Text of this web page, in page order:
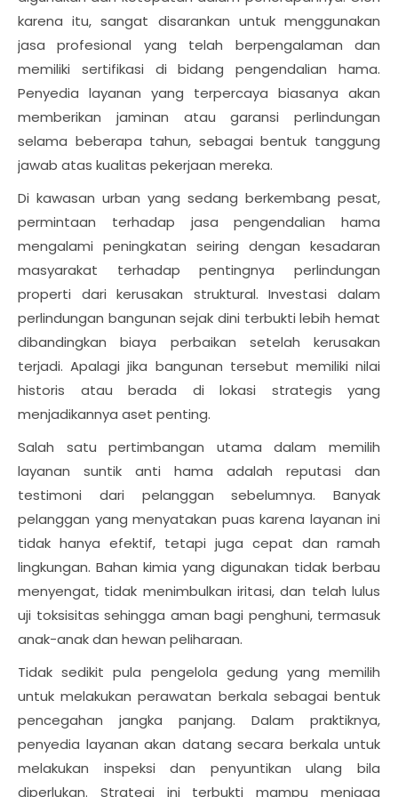
karena itu, sangat disarankan untuk menggunakan
jasa profesional yang telah berpengalaman dan
memiliki sertifikasi di bidang pengendalian hama.
Penyedia layanan yang terpercaya biasanya akan
memberikan jaminan atau garansi perlindungan
selama beberapa tahun, sebagai bentuk tanggung
jawab atas kualitas pekerjaan mereka.
Di kawasan urban yang sedang berkembang pesat,
permintaan terhadap jasa pengendalian hama
mengalami peningkatan seiring dengan kesadaran
masyarakat terhadap pentingnya perlindungan
properti dari kerusakan struktural. Investasi dalam
perlindungan bangunan sejak dini terbukti lebih hemat
dibandingkan biaya perbaikan setelah kerusakan
terjadi. Apalagi jika bangunan tersebut memiliki nilai
historis atau berada di lokasi strategis yang
menjadikannya aset penting.
Salah satu pertimbangan utama dalam memilih
layanan suntik anti hama adalah reputasi dan
testimoni dari pelanggan sebelumnya. Banyak
pelanggan yang menyatakan puas karena layanan ini
tidak hanya efektif, tetapi juga cepat dan ramah
lingkungan. Bahan kimia yang digunakan tidak berbau
menyengat, tidak menimbulkan iritasi, dan telah lulus
uji toksisitas sehingga aman bagi penghuni, termasuk
anak-anak dan hewan peliharaan.
Tidak sedikit pula pengelola gedung yang memilih
untuk melakukan perawatan berkala sebagai bentuk
pencegahan jangka panjang. Dalam praktiknya,
penyedia layanan akan datang secara berkala untuk
melakukan inspeksi dan penyuntikan ulang bila
diperlukan. Strategi ini terbukti mampu menjaga